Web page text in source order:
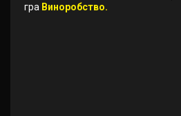
гра Виноробство.